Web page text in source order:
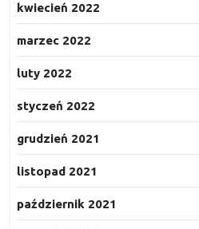
kwiecień 2022
marzec 2022
luty 2022
styczeń 2022
grudzień 2021
listopad 2021
październik 2021